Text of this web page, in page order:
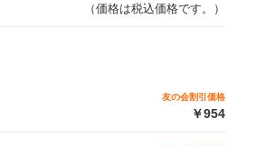
（価格は税込価格です。）
友の会割引価格
￥954